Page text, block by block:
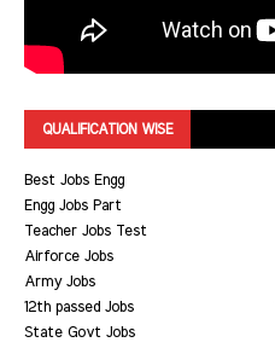
QUALIFICATION WISE
Best Jobs Engg
Engg Jobs Part
Teacher Jobs Test
Airforce Jobs
Army Jobs
12th passed Jobs
State Govt Jobs